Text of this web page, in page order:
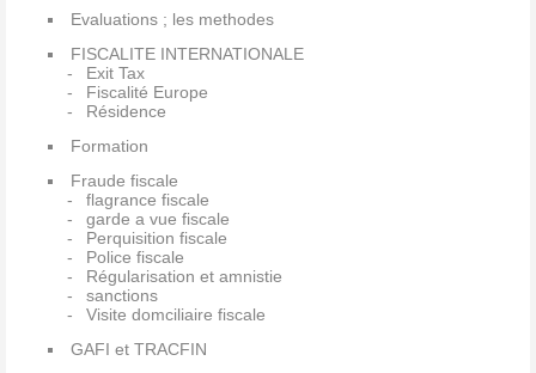
Evaluations ; les methodes
FISCALITE INTERNATIONALE
Exit Tax
Fiscalité Europe
Résidence
Formation
Fraude fiscale
flagrance fiscale
garde a vue fiscale
Perquisition fiscale
Police fiscale
Régularisation et amnistie
sanctions
Visite domciliaire fiscale
GAFI et TRACFIN